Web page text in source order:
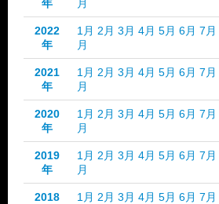
年
月
2022
年
1月 2月 3月 4月 5月 6月 7月
月
2021
年
1月 2月 3月 4月 5月 6月 7月
月
2020
年
1月 2月 3月 4月 5月 6月 7月
月
2019
年
1月 2月 3月 4月 5月 6月 7月
月
2018
1月 2月 3月 4月 5月 6月 7月